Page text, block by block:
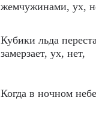
жемчужинами, ух,
Кубики льда
замерзает, ух, нет,
Когда в ночном